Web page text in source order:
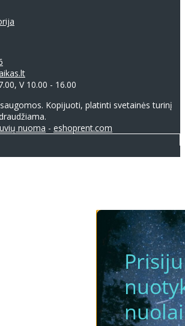
V 10.00 - 16.00
Kopijuoti, platinti svetainės turinį
nuoma - eshoprent.com